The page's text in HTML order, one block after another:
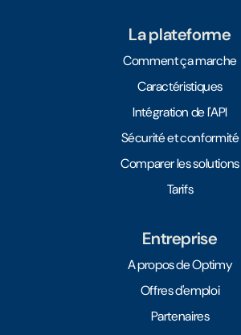
La plateforme
Comment ça marche
Caractéristiques
Intégration de l'API
Sécurité et conformité
Comparer les solutions
Tarifs
Entreprise
A propos de Optimy
Offres d'emploi
Partenaires